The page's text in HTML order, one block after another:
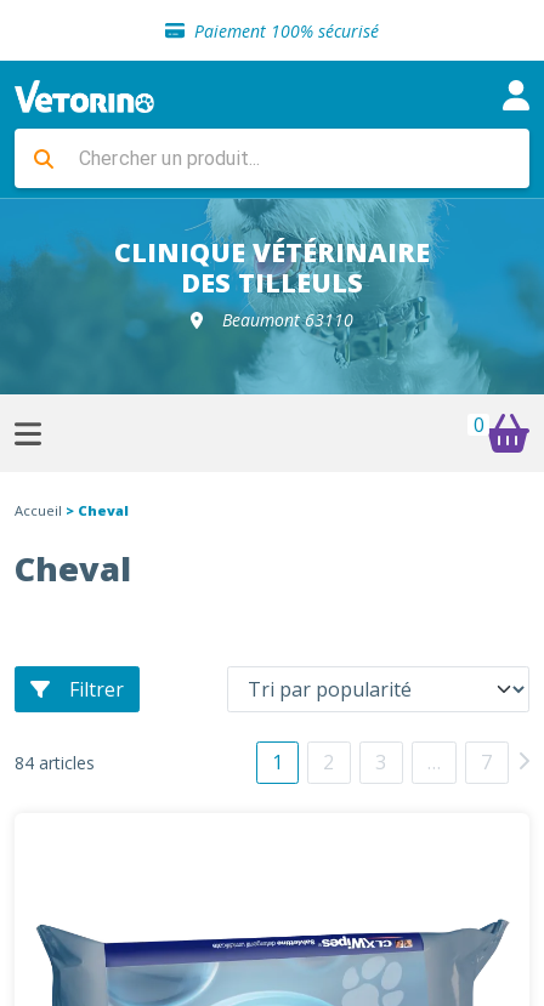
Paiement 100% sécurisé
Livraison gratuite en clinique vétérinaire
Sélection de croquettes vétérinaire
Livraison gratuite en clinique vétérinaire
Retour gratuit en clinique
Sélection de croquettes vétérinaire
CLINIQUE VÉTÉRINAIRE
DES TILLEULS
Beaumont 63110
0
Accueil > Cheval
Cheval
Filtrer
84 articles 1 2 3 … 7